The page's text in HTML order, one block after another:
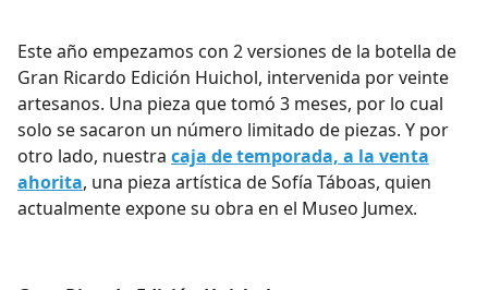
Este año empezamos con 2 versiones de la botella de
Gran Ricardo Edición Huichol, intervenida por veinte
artesanos. Una pieza que tomó 3 meses, por lo cual
solo se sacaron un número limitado de piezas. Y por
otro lado, nuestra caja de temporada, a la venta
ahorita, una pieza artística de Sofía Táboas, quien
actualmente expone su obra en el Museo Jumex.